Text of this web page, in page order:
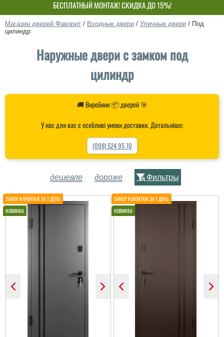
БЕСПЛАТНЫЙ МОНТАЖ! СКИДКА ДО 15%!
СОБСТВЕННОЕ ПРОИЗВОДСТВО-НЕ ПЕРЕПЛАЧИВАЙ!
Магазин дверей Фаворит / Входные двери / Уличные двери / Под
цилиндр
Наружные двери с замком под
цилиндр
🚚 Виробник 📦 дверей 🎯
У нас для вас є особливі умови доставки. Детальніше:
(098) 524 95 70
дешевле дороже Фильтры